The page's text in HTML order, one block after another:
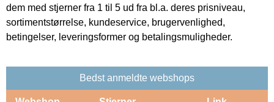
dem med stjerner fra 1 til 5 ud fra bl.a. deres prisniveau,
sortimentstørrelse, kundeservice, brugervenlighed,
betingelser, leveringsformer og betalingsmuligheder.
Bedst anmeldte webshops